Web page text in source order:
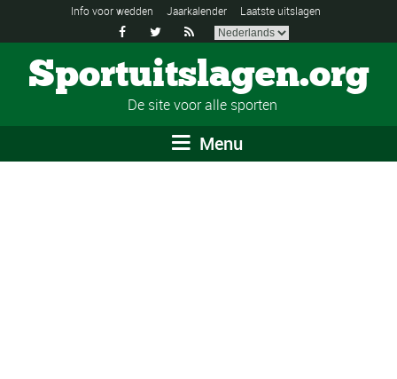
Info voor wedden Jaarkalender Laatste uitslagen
  
Sportuitslagen.org
De site voor alle sporten
Menu